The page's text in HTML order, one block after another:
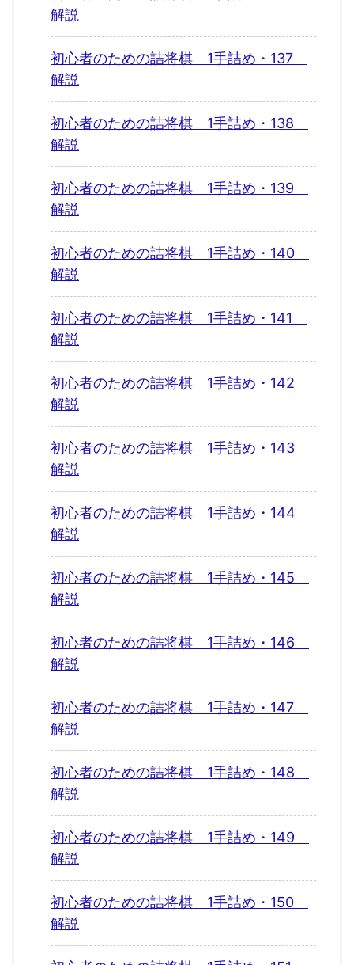
解説
初心者のための詰将棋 1手詰め・137
解説
初心者のための詰将棋 1手詰め・138
解説
初心者のための詰将棋 1手詰め・139
解説
初心者のための詰将棋 1手詰め・140
解説
初心者のための詰将棋 1手詰め・141
解説
初心者のための詰将棋 1手詰め・142
解説
初心者のための詰将棋 1手詰め・143
解説
初心者のための詰将棋 1手詰め・144
解説
初心者のための詰将棋 1手詰め・145
解説
初心者のための詰将棋 1手詰め・146
解説
初心者のための詰将棋 1手詰め・147
解説
初心者のための詰将棋 1手詰め・148
解説
初心者のための詰将棋 1手詰め・149
解説
初心者のための詰将棋 1手詰め・150
解説